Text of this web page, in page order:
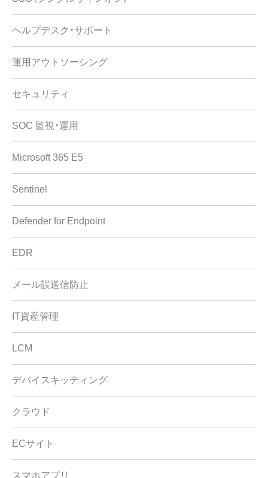
ヘルプデスク・サポート
運用アウトソーシング
セキュリティ
SOC 監視・運用
Microsoft 365 E5
Sentinel
Defender for Endpoint
EDR
メール誤送信防止
IT資産管理
LCM
デバイスキッティング
クラウド
ECサイト
スマホアプリ